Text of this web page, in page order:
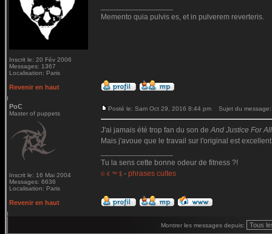
Inscrit le: 20 Fév 2006
Messages: 1367
Localisation: Paris
Memento quia pulvis es, et in pulverem reverteris.
Revenir en haut
PoC
Master of puppets
Inscrit le: 16 Mai 2004
Messages: 6636
Localisation: Paris
Posté le: Sam Oct 29, 2016 8:44 pm Sujet du message:
J'ai jamais été trop fan du son deAnd Justice For
Mais j'avoue que le travail sur l'original est
Tu la sens cette bonne odeur de fitness ?!
© € ™ $ - phrases cultes
Revenir en haut
Montrer les messages depuis: